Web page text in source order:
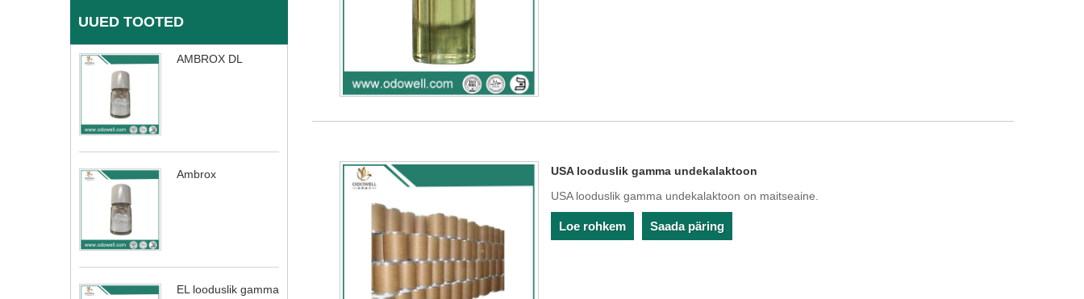
UUED TOOTED
AMBROX DL
Ambrox
EL looduslik gamma
USA looduslik gamma undekalaktoon
USA looduslik gamma undekalaktoon on maitseaine.
Loe rohkem Saada päring